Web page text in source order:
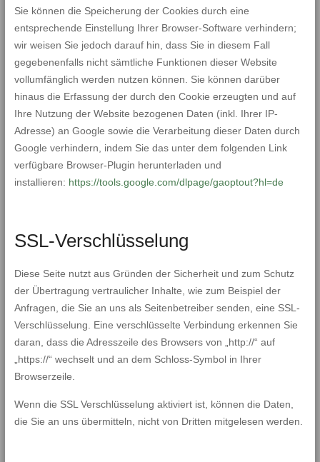
Sie können die Speicherung der Cookies durch eine
entsprechende Einstellung Ihrer Browser-Software verhindern;
wir weisen Sie jedoch darauf hin, dass Sie in diesem Fall
gegebenenfalls nicht sämtliche Funktionen dieser Website
vollumfänglich werden nutzen können. Sie können darüber
hinaus die Erfassung der durch den Cookie erzeugten und auf
Ihre Nutzung der Website bezogenen Daten (inkl. Ihrer IP-
Adresse) an Google sowie die Verarbeitung dieser Daten durch
Google verhindern, indem Sie das unter dem folgenden Link
verfügbare Browser-Plugin herunterladen und
installieren: https://tools.google.com/dlpage/gaoptout?hl=de
SSL-Verschlüsselung
Diese Seite nutzt aus Gründen der Sicherheit und zum Schutz
der Übertragung vertraulicher Inhalte, wie zum Beispiel der
Anfragen, die Sie an uns als Seitenbetreiber senden, eine SSL-
Verschlüsselung. Eine verschlüsselte Verbindung erkennen Sie
daran, dass die Adresszeile des Browsers von „http://“ auf
„https://“ wechselt und an dem Schloss-Symbol in Ihrer
Browserzeile.
Wenn die SSL Verschlüsselung aktiviert ist, können die Daten,
die Sie an uns übermitteln, nicht von Dritten mitgelesen werden.